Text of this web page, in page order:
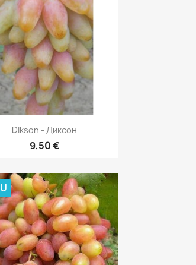
Pikakatselu
Dikson - Диксон
9,50 €